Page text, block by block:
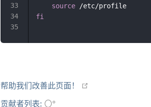
source
fi
帮助我们改善此页面！
贡献者列表: 〇°